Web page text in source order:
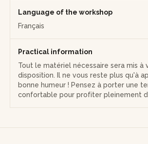
Note : À votre arrivée dans l’espace
ainsi que d’une tasse de thé, d’infusion ou
Language of the workshop
Français
Practical information
Tout le matériel nécessaire sera mis à
disposition. Il ne vous reste plus qu'à
bonne humeur ! Pensez à porter une
confortable pour profiter pleinement